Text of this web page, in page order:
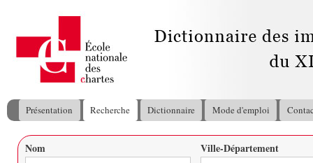
Menu principal
Présentation Recherche Dictionnaire Mode d'emploi
Vous êtes ici
Nom Ville-Département